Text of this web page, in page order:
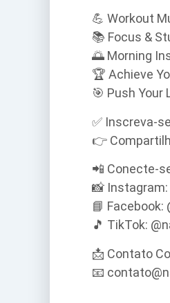
💪 Workout
📚 Focus &
🌅 Morning
🏆 Achieve
🎯 Push
✅ Inscreva-
👉
📲 Conecte-
📸 Instagram:
📘 Facebook:
🎵 TikTok:
📩 Contato
📧